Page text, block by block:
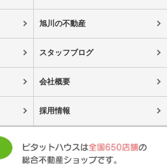
旭川の不動産
スタッフブログ
会社概要
採用情報